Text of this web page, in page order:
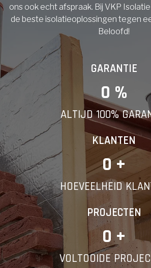
ons ook echt afspraak. Bij VKP
de beste isolatieoplossingen tegen
Beloofd!
GARANTIE
0 %
ALTIJD 100%
KLANTEN
0 +
HOEVEELHEID
PROJECTEN
0 +
VOLTOOIDE